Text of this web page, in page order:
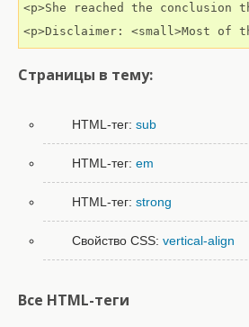
<p>She reached the
<p>Disclaimer: <small>Most of
Страницы в тему:
HTML-тег: sub
HTML-тег: em
HTML-тег: strong
Свойство CSS:vertical-align
Все HTML-теги